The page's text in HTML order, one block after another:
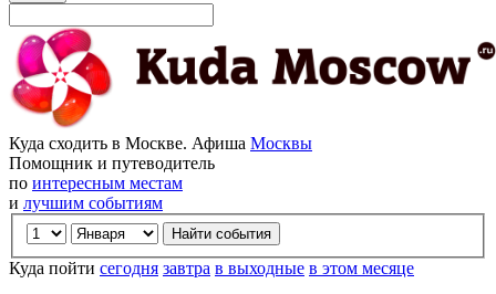
Куда сходить в Москве. Афиша Москвы
Помощник и путеводитель
по интересным местам
и лучшим событиям
Куда пойти сегодня завтра в выходные в этом месяце